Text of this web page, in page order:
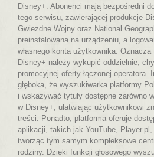
Disney+. Abonenci mają bezpośredni
tego serwisu, zawierającej produkcje
Gwiezdne Wojny oraz National
preinstalowana na urządzeniu, a
własnego konta użytkownika.
Disney+ należy wykupić oddzielnie,
promocyjnej oferty łączonej operatora.
głęboka, że wyszukiwarka platformy
i wskazywać tytuły dostępne zarówno
w Disney+, ułatwiając użytkownikowi
treści. Ponadto, platforma oferuje
aplikacji, takich jak YouTube,
tworząc tym samym kompleksowe
rodziny. Dzięki funkcji głosowego